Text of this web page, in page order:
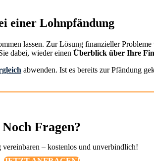
einer Lohnpfändung
lassen. Zur Lösung finanzieller Probleme
dabei, wieder einen Überblick über Ihre
abwenden. Ist es bereits zur Pfändung
Noch Fragen?
vereinbaren – kostenlos und unverbindlich!